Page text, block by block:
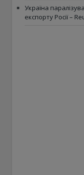
Україна
експорту Росії –